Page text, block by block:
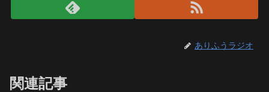
ありふうラジオ
関連記事